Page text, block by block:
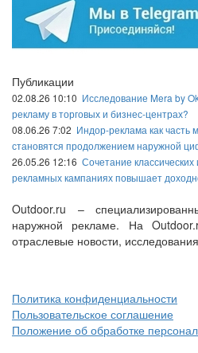
Публикации
02.08.26 10:10 Исследование Mera by
рекламу в торговых и бизнес-центрах?
08.06.26 7:02 Индор-реклама как часть
становятся продолжением наружной
26.05.26 12:16 Сочетание
рекламных кампаниях повышает
Outdoor.ru –
наружной рекламе. На
отраслевые новости,
Политика конфиденциальности
Пользовательское соглашение
Положение об обработке